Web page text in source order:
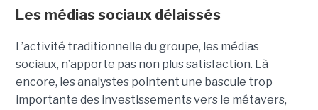
Les médias sociaux délaissés
L’activité traditionnelle du groupe, les médias
sociaux, n’apporte pas non plus satisfaction. Là
encore, les analystes pointent une bascule trop
importante des investissements vers le métavers,